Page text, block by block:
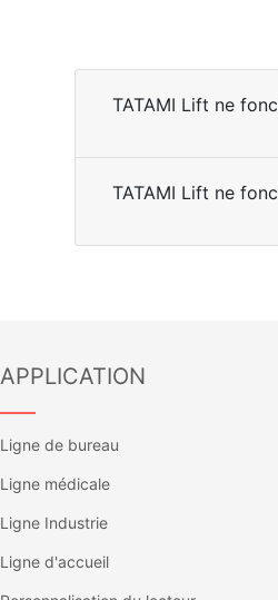
TATAMI Lift ne
TATAMI Lift ne
APPLICATION
——
Ligne de bureau
Ligne médicale
Ligne Industrie
Ligne d'accueil